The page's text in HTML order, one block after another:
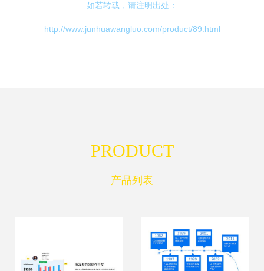
如若转载，请注明出处：
http://www.junhuawangluo.com/product/89.html
PRODUCT
产品列表